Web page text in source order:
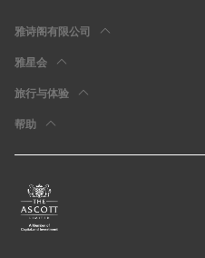
雅诗阁有限公司
雅星会
旅行与体验
帮助